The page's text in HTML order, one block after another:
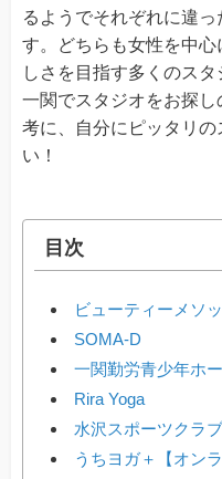
るようでそれぞれに違
す。どちらも女性を中
しさを目指す多くのス
一関でスタジオをお探
考に、自分にピッタリ
い！
目次
ビューティーメソ
SOMA-D
一関勤労青少年ホ
Rira Yoga
水沢スポーツクラブ
うちヨガ＋【オン